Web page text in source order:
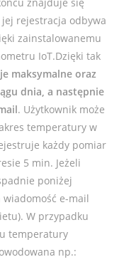
znajduje się
rejestracja odbywa
zainstalowanemu
IoT.Dzięki tak
maksymalne oraz
dnia, a następnie
. Użytkownik może
temperatury w
każdy pomiar
5 min. Jeżeli
poniżej
wiadomość e-mail
W przypadku
temperatury
np.: